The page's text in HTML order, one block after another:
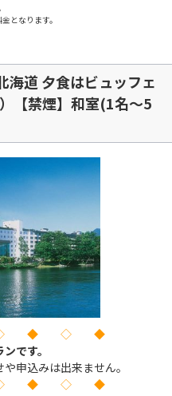
となります。
道 夕食はビュッフェ
【禁煙】和室(1名～5
◆ ◇ ◆
です。
申込みは出来ません。
◆ ◇ ◆